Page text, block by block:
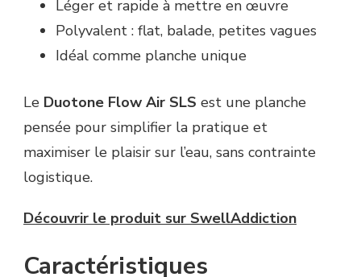
Léger et rapide à mettre en œuvre
Polyvalent : flat, balade, petites vagues
Idéal comme planche unique
Le Duotone Flow Air SLS est une planche
pensée pour simplifier la pratique et
maximiser le plaisir sur l’eau, sans contrainte
logistique.
Découvrir le produit sur SwellAddiction
Caractéristiques